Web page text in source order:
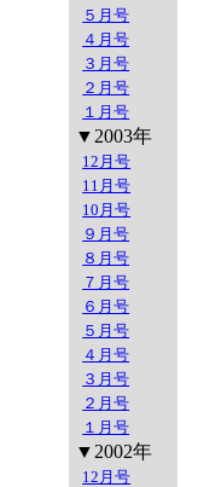
５月号
４月号
３月号
２月号
１月号
▼2003年
12月号
11月号
10月号
９月号
８月号
７月号
６月号
５月号
４月号
３月号
２月号
１月号
▼2002年
12月号